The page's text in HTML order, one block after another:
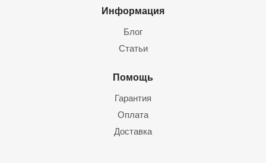
Информация
Блог
Статьи
Помощь
Гарантия
Оплата
Доставка